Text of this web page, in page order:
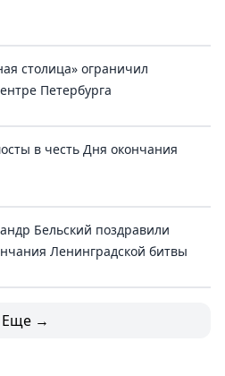
столица» ограничил
Петербурга
в честь Дня окончания
Бельский поздравили
Ленинградской битвы
Еще →